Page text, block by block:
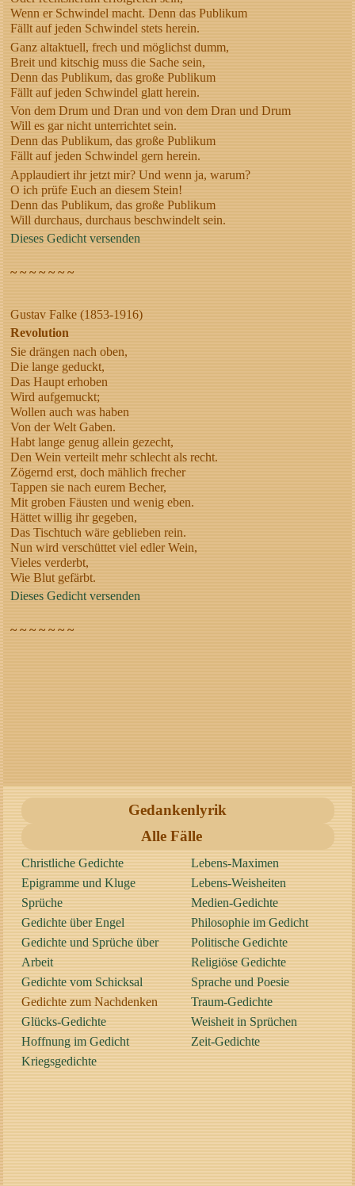
Wenn er Schwindel macht. Denn das Publikum
Fällt auf jeden Schwindel stets herein.
Ganz altaktuell, frech und möglichst dumm,
Breit und kitschig muss die Sache sein,
Denn das Publikum, das große Publikum
Fällt auf jeden Schwindel glatt herein.
Von dem Drum und Dran und von dem Dran und Drum
Will es gar nicht unterrichtet sein.
Denn das Publikum, das große Publikum
Fällt auf jeden Schwindel gern herein.
Applaudiert ihr jetzt mir? Und wenn ja, warum?
O ich prüfe Euch an diesem Stein!
Denn das Publikum, das große Publikum
Will durchaus, durchaus beschwindelt sein.
Dieses Gedicht versenden
~ ~ ~ ~ ~ ~ ~
Gustav Falke (1853-1916)
Revolution
Sie drängen nach oben,
Die lange geduckt,
Das Haupt erhoben
Wird aufgemuckt;
Wollen auch was haben
Von der Welt Gaben.
Habt lange genug allein gezecht,
Den Wein verteilt mehr schlecht als recht.
Zögernd erst, doch mählich frecher
Tappen sie nach eurem Becher,
Mit groben Fäusten und wenig eben.
Hättet willig ihr gegeben,
Das Tischtuch wäre geblieben rein.
Nun wird verschüttet viel edler Wein,
Vieles verderbt,
Wie Blut gefärbt.
Dieses Gedicht versenden
~ ~ ~ ~ ~ ~ ~
Gedankenlyrik
Alle Fälle
Christliche Gedichte
Epigramme und Kluge
Sprüche
Gedichte über Engel
Gedichte und Sprüche über
Arbeit
Gedichte vom Schicksal
Gedichte zum Nachdenken
Glücks-Gedichte
Hoffnung im Gedicht
Kriegsgedichte
Lebens-Maximen
Lebens-Weisheiten
Medien-Gedichte
Philosophie im Gedicht
Politische Gedichte
Religiöse Gedichte
Sprache und Poesie
Traum-Gedichte
Weisheit in Sprüchen
Zeit-Gedichte